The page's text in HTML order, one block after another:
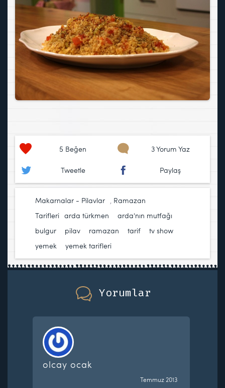
5 Beğen 3 Yorum Yaz
Tweetle Paylaş
Makarnalar - Pilavlar , Ramazan
Tarifleri arda türkmen arda'nın mutfağı
bulgur
pilav ramazan tarif tv show
yemek
yemek tarifleri
Yorumlar
olcay ocak
Temmuz 2013